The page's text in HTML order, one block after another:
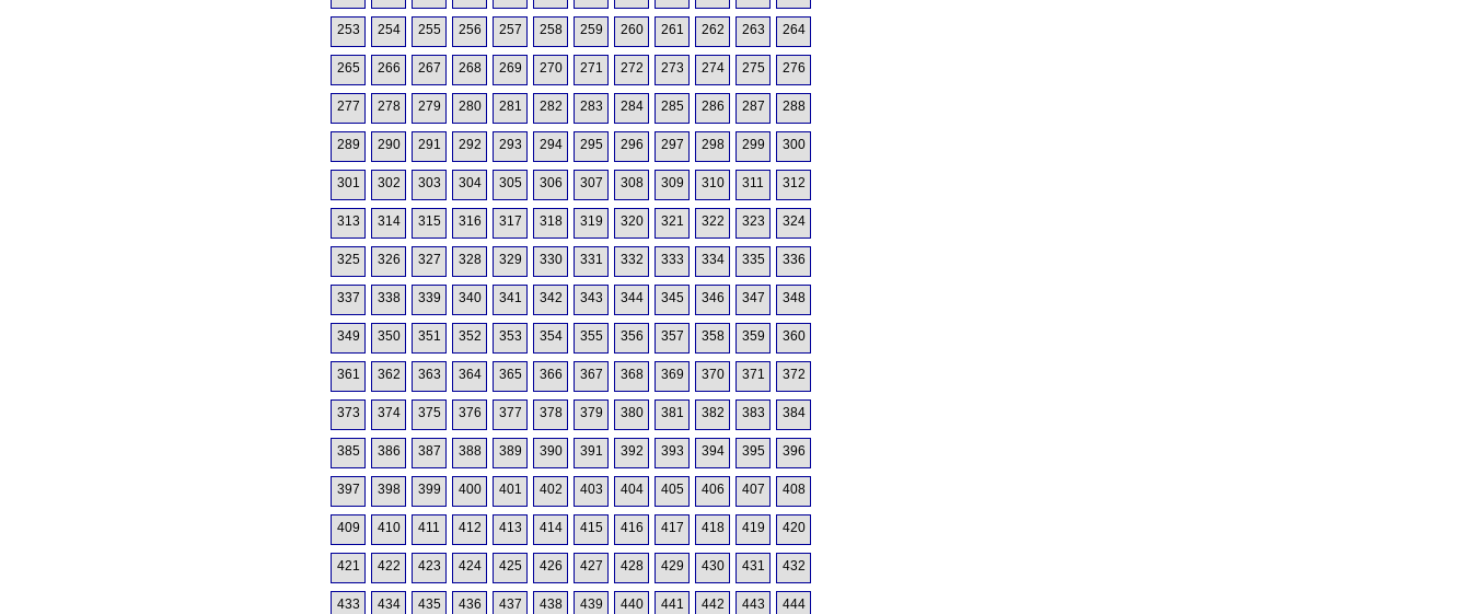
253 254 255 256 257 258 259 260 261 262 263 264
265 266 267 268 269 270 271 272 273 274 275 276
277 278 279 280 281 282 283 284 285 286 287 288
289 290 291 292 293 294 295 296 297 298 299 300
301 302 303 304 305 306 307 308 309 310 311 312
313 314 315 316 317 318 319 320 321 322 323 324
325 326 327 328 329 330 331 332 333 334 335 336
337 338 339 340 341 342 343 344 345 346 347 348
349 350 351 352 353 354 355 356 357 358 359 360
361 362 363 364 365 366 367 368 369 370 371 372
373 374 375 376 377 378 379 380 381 382 383 384
385 386 387 388 389 390 391 392 393 394 395 396
397 398 399 400 401 402 403 404 405 406 407 408
409 410 411 412 413 414 415 416 417 418 419 420
421 422 423 424 425 426 427 428 429 430 431 432
433 434 435 436 437 438 439 440 441 442 443 444